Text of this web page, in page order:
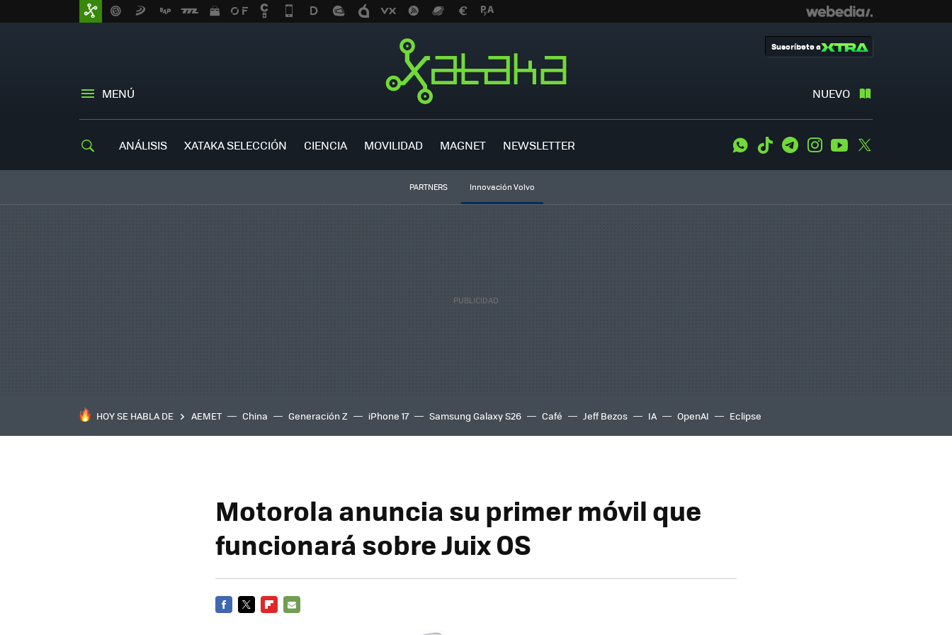
MENÚ NUEVO
Suscríbete a
ANÁLISIS XATAKA SELECCIÓN CIENCIA MOVILIDAD MAGNET NEWSLETTER WhatsApp
Tiktok TelegramInstagramYoutube
PARTNERS Innovación Volvo
HOY SE HABLA DE AEMET China Generación Z iPhone 17 Samsung Galaxy S26 Café Jeff Bezos IA OpenAI Eclipse
Motorola anuncia su primer móvil que
funcionará sobre Juix OS